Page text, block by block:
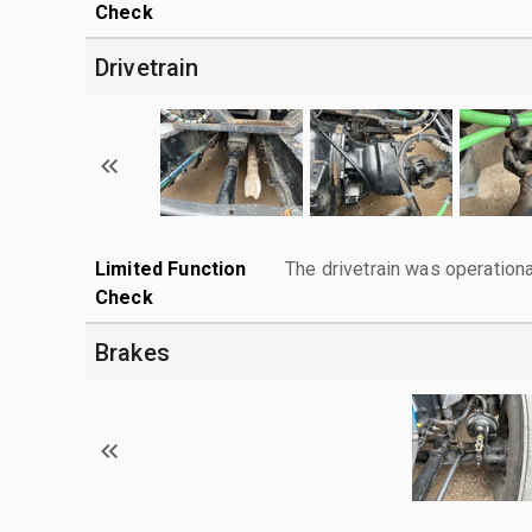
Check
Drivetrain
Limited Function
Check
The drivetrain was
Brakes